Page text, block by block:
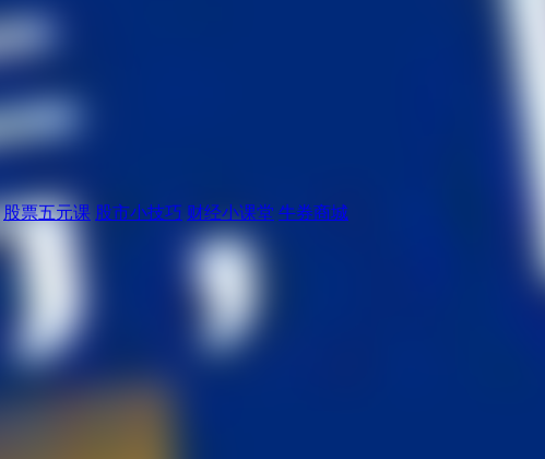
股票五元课 股市小技巧 财经小课堂 牛券商城